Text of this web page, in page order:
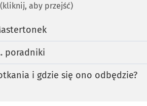
(kliknij, aby przejść)
poradniki
i gdzie się ono odbędzie?